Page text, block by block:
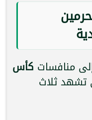
منافسات كأس
تشهد ثلاث